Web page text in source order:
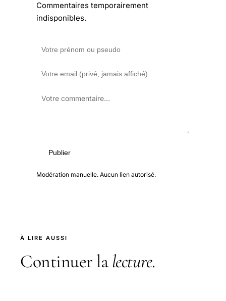
Commentaires temporairement
indisponibles.
Publier
Modération manuelle. Aucun lien autorisé.
À LIRE AUSSI
Continuer la lecture.